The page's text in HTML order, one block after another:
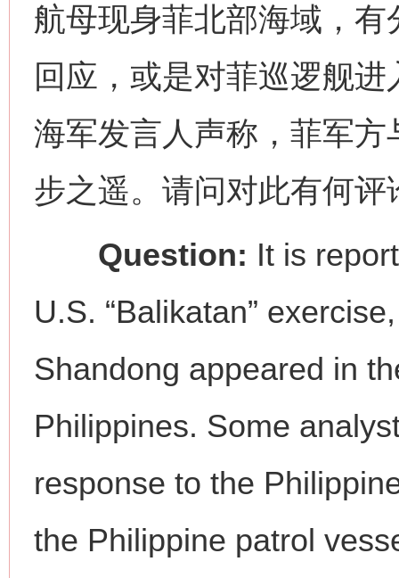
航母现身菲北部海域，
回应，或是对菲巡逻舰
海军发言人声称，菲军
步之遥。请问对此有何评
Question: It is
U.S. “Balikatan”
Shandong appeared in
Philippines. Some
response to the
the Philippine patrol